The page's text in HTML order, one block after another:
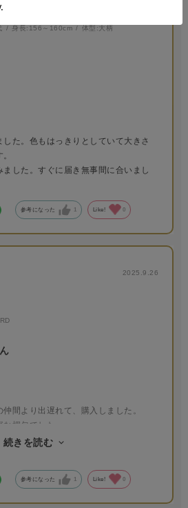
身長: 156～160cm 体型:大柄
た。色もはっきりとしていて大きさ
した。すぐに届き無事間に合いまし
参考になった 1 Like! 0
2025.9.26
間より出遅れて、購入しました。
梱包でした。
さが感じられる作りで、衣装と合って
続きを読む
参考になった Like! 0